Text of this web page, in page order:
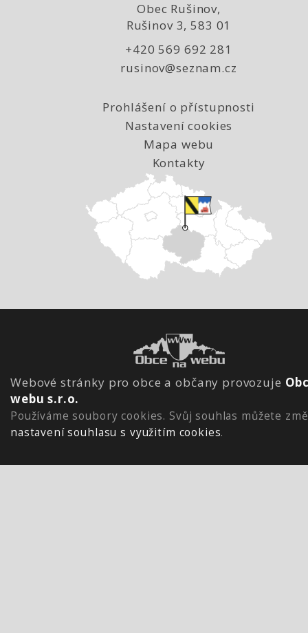
Obec Rušinov,
Rušinov 3, 583 01
+420 569 692 281
rusinov@seznam.cz
Prohlášení o přístupnosti
Nastavení cookies
Mapa webu
Kontakty
Webové stránky pro obce a občany provozuje
webu s.r.o.
Používáme soubory cookies. Svůj souhlas můžete
nastavení souhlasu s využitím cookies.